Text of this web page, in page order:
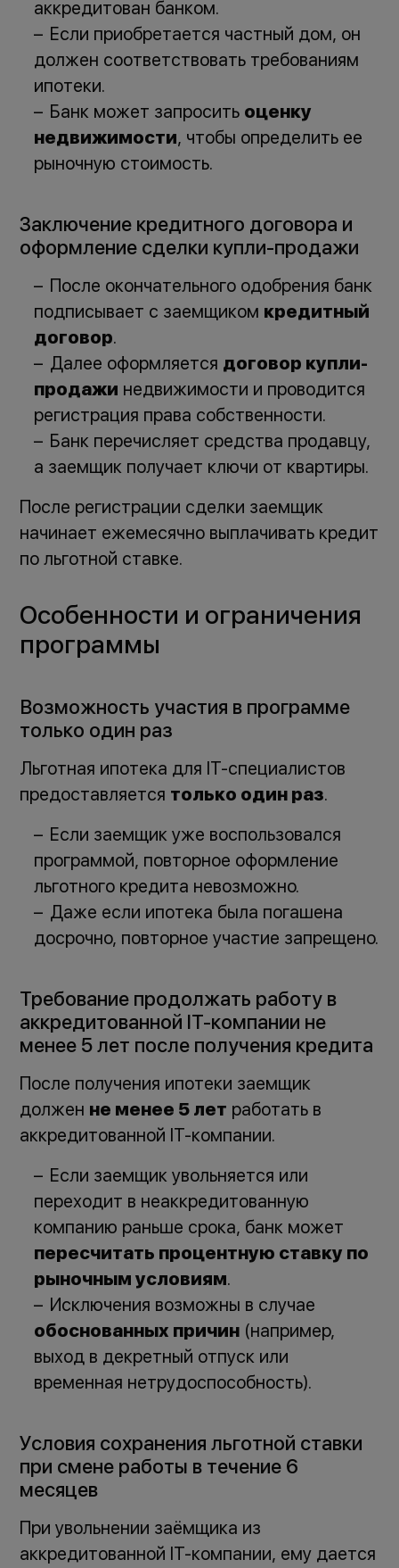
аккредитован банком.
Если приобретается частный дом, он
должен соответствовать требованиям
ипотеки.
Банк может запросить оценку
недвижимости, чтобы определить ее
рыночную стоимость.
Заключение кредитного договора и
оформление сделки купли-продажи
После окончательного одобрения банк
подписывает с заемщиком кредитный
договор.
Далее оформляется договор купли-
продажи недвижимости и проводится
регистрация права собственности.
Банк перечисляет средства продавцу,
а заемщик получает ключи от квартиры.
После регистрации сделки заемщик
начинает ежемесячно выплачивать кредит
по льготной ставке.
Особенности и ограничения
программы
Возможность участия в программе
только один раз
Льготная ипотека для IT-специалистов
предоставляется только один раз.
Если заемщик уже воспользовался
программой, повторное оформление
льготного кредита невозможно.
Даже если ипотека была погашена
досрочно, повторное участие запрещено.
Требование продолжать работу в
аккредитованной IT-компании не
менее 5 лет после получения кредита
После получения ипотеки заемщик
должен не менее 5 лет работать в
аккредитованной IT-компании.
Если заемщик увольняется или
переходит в неаккредитованную
компанию раньше срока, банк может
пересчитать процентную ставку по
рыночным условиям.
Исключения возможны в случае
обоснованных причин (например,
выход в декретный отпуск или
временная нетрудоспособность).
Условия сохранения льготной ставки
при смене работы в течение 6
месяцев
При увольнении заёмщика из
аккредитованной IT-компании, ему дается